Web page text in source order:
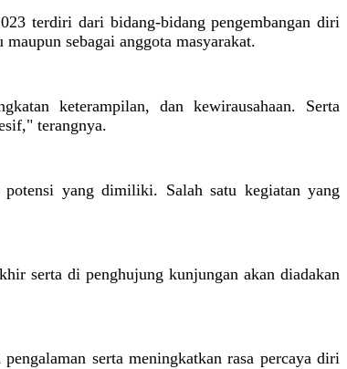
terdiri dari bidang-bidang pengembangan diri
sebagai anggota masyarakat.
keterampilan, dan kewirausahaan. Serta
terangnya.
potensi yang dimiliki. Salah satu kegiatan yang
serta di penghujung kunjungan akan diadakan
serta meningkatkan rasa percaya diri